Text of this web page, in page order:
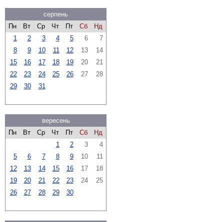
серпень
Пн
Вт Ср Чт Пт Сб
Нд
1
2 3 4 5 6
7
8
9 10 11 12 13
14
15
16 17 18 19 20
21
22
23 24 25 26 27
28
29
30 31
вересень
Пн
Вт Ср Чт Пт Сб
Нд
1
2 3
4
5
6 7 8 9 10
11
12
13 14 15 16 17
18
19
20 21 22 23 24
25
26
27 28 29 30